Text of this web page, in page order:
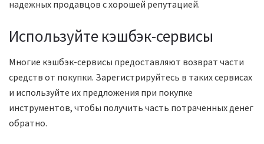
надежных продавцов с хорошей репутацией.
Используйте кэшбэк-сервисы
Многие кэшбэк-сервисы предоставляют возврат части
средств от покупки. Зарегистрируйтесь в таких сервисах
и используйте их предложения при покупке
инструментов, чтобы получить часть потраченных денег
обратно.